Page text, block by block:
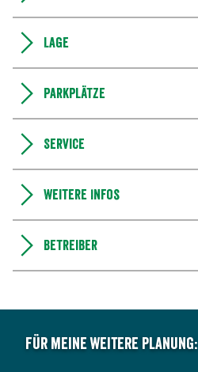
Lage
Parkplätze
Service
Weitere Infos
Betreiber
Für meine weitere Planung: